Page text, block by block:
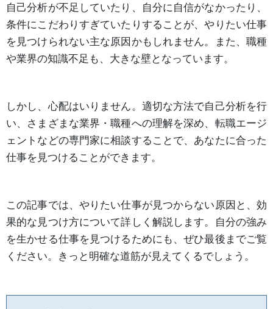
自己分析が不足していたり、自分に自信がなかったり、
条件にこだわりすぎていたりすることが、やりたい仕事
を見つけられない主な原因かもしれません。また、職種
や業界の知識不足も、大きな壁となっています。
しかし、心配はいりません。適切な方法で自己分析を行
い、さまざまな業界・職種への理解を深め、転職エージ
ェントなどの専門家に相談することで、あなたに合った
仕事を見つけることができます。
この記事では、やりたい仕事が見つからない原因と、効
果的な見つけ方について詳しく解説します。自分の強み
を生かせる仕事を見つけるためにも、ぜひ最後までご覧
ください。きっと明確な道筋が見えてくるでしょう。